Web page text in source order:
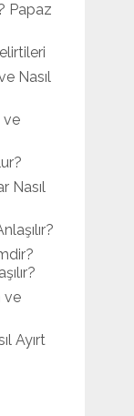
Papaz
Nasıl
ve
Nasıl
ve
Ayırt